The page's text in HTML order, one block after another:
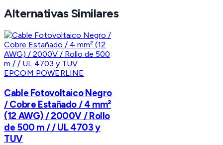
Alternativas Similares
EPCOM POWERLINE
Cable Fotovoltaico Negro
/ Cobre Estañado / 4 mm²
(12 AWG) / 2000V / Rollo
de 500 m / / UL 4703 y
TUV